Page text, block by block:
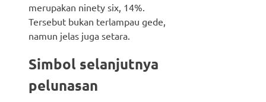
merupakan ninety six, 14%.
Tersebut bukan terlampau gede,
namun jelas juga setara.
Simbol selanjutnya
pelunasan